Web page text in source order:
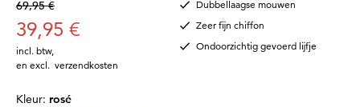
69,95 €
39,95 €
incl. btw,
en excl. verzendkosten
Dubbellaagse mouwen
Zeer fijn chiffon
Ondoorzichtig gevoerd lijfje
Kleur: rosé